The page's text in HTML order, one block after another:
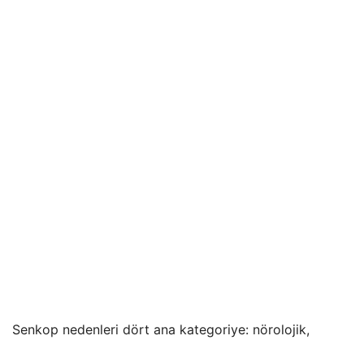
Senkop nedenleri dört ana kategoriye: nörolojik,